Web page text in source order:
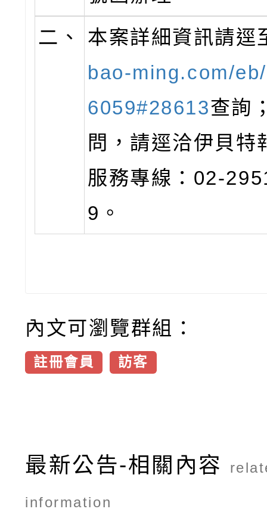
二、
本案詳細資訊請逕
bao-ming.com/
6059#28613查詢
問，請逕洽伊貝特
服務專線：02-
9。
內文可瀏覽群組：
註冊會員 訪客
最新公告-相關內容
information